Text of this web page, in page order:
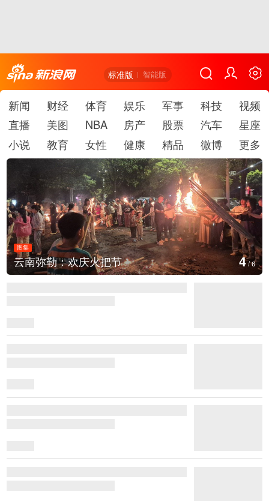
标准版 智能版
新闻 财经 体育 娱乐 军事 科技
视频
直播
美图 NBA 房产 股票 汽车
星座
小说
教育 女性 健康 精品 微博 更多
图集
江西铅山：千灯点亮葛仙村 5/6